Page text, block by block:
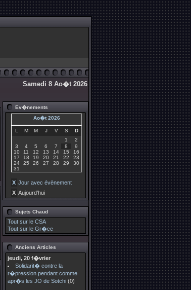
Samedi 8 Ao�t 2026
Ev�nements
Ao�t 2026
L M M J V S
D
1
2
3
4 5 6 7 8
9
10
11 12 13 14 15
16
17
18 19 20 21 22
23
24
25 26 27 28 29
30
31
X Jour avec évènement
X Aujourd'hui
Sujets Chaud
Tout sur le CSA
Tout sur le Gr�ce
Anciens Articles
jeudi, 20 f�vrier
Solidarit� contre la
r�pression pendant comme
apr�s les JO de Sotchi (0)